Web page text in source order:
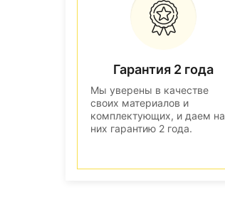
Гарантия 2 года
Мы уверены в качестве
своих материалов и
комплектующих, и даем на
них гарантию 2 года.